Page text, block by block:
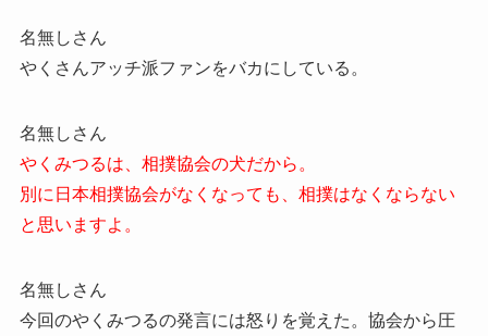
名無しさん
やくさんアッチ派ファンをバカにしている。
名無しさん
やくみつるは、相撲協会の犬だから。
別に日本相撲協会がなくなっても、相撲はなくならない
と思いますよ。
名無しさん
今回のやくみつるの発言には怒りを覚えた。協会から圧